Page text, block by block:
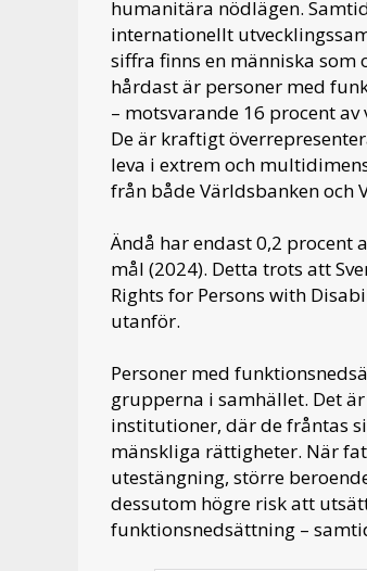
humanitära nödlägen.
internationellt
siffra finns en människa som
hårdast är personer med
– motsvarande 16 procent
De är kraftigt
leva i extrem och
från både Världsbanken och
Ändå har endast 0,2
mål (2024). Detta trots att
Rights for Persons with
utanför.
Personer med
grupperna i samhället. Det
institutioner, där de fråntas
mänskliga rättigheter. När
utestängning, större
dessutom högre risk att
funktionsnedsättning –